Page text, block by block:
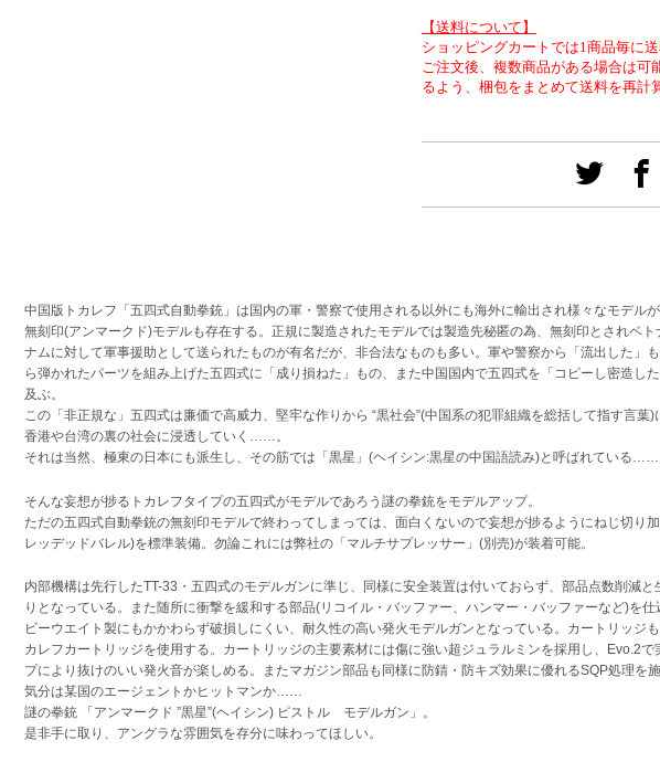
【送料について】
ショッピングカートでは1商品毎に送
ご注文後、複数商品がある場合は可
るよう、梱包をまとめて送料を再計
中国版トカレフ「五四式自動拳銃」は国内の軍・警察で使用される以外にも海外に輸出され様々なモデル
無刻印(アンマークド)モデルも存在する。正規に製造されたモデルでは製造先秘匿の為、無刻印とされベト
ナムに対して軍事援助として送られたものが有名だが、非合法なものも多い。軍や警察から「流出した」
ら弾かれたパーツを組み上げた五四式に「成り損ねた」もの、また中国国内で五四式を「コピーし密造し
及ぶ。
この「非正規な」五四式は廉価で高威力、堅牢な作りから “黒社会”(中国系の犯罪組織を総括して指す言葉)
香港や台湾の裏の社会に浸透していく……。
それは当然、極東の日本にも派生し、その筋では「黒星」(ヘイシン:黒星の中国語読み)と呼ばれている……
そんな妄想が捗るトカレフタイプの五四式がモデルであろう謎の拳銃をモデルアップ。
ただの五四式自動拳銃の無刻印モデルで終わってしまっては、面白くないので妄想が捗るようにねじ切り
レッデッドバレル)を標準装備。勿論これには弊社の「マルチサプレッサー」(別売)が装着可能。
内部機構は先行したTT-33・五四式のモデルガンに準じ、同様に安全装置は付いておらず、部品点数削減と
りとなっている。また随所に衝撃を緩和する部品(リコイル・バッファー、ハンマー・バッファーなど)を
ビーウエイト製にもかかわらず破損しにくい、耐久性の高い発火モデルガンとなっている。カートリッジ
カレフカートリッジを使用する。カートリッジの主要素材には傷に強い超ジュラルミンを採用し、Evo.2で
プにより抜けのいい発火音が楽しめる。またマガジン部品も同様に防錆・防キズ効果に優れるSQP処理を施
気分は某国のエージェントかヒットマンか……
謎の拳銃 「アンマークド ”黒星”(ヘイシン) ピストル モデルガン」。
是非手に取り、アングラな雰囲気を存分に味わってほしい。